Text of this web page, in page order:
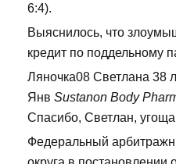
6:4).
Выяснилось, что
кредит по поддельному
Ляночка08 Светлана 38
Янв Sustanon Body
Спасибо, Светлан,
Федеральный